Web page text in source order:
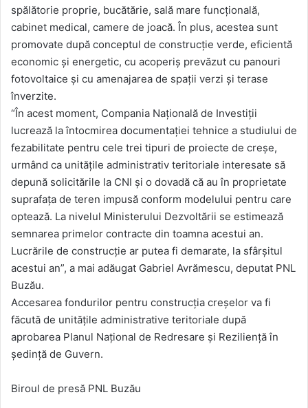
spălătorie proprie, bucătărie, sală mare funcțională,
cabinet medical, camere de joacă. În plus, acestea sunt
promovate după conceptul de construcție verde, eficientă
economic și energetic, cu acoperiș prevăzut cu panouri
fotovoltaice și cu amenajarea de spații verzi și terase
înverzite.
“În acest moment, Compania Națională de Investiții
lucrează la întocmirea documentației tehnice a studiului de
fezabilitate pentru cele trei tipuri de proiecte de creșe,
urmând ca unitățile administrativ teritoriale interesate să
depună solicitările la CNI și o dovadă că au în proprietate
suprafața de teren impusă conform modelului pentru care
optează. La nivelul Ministerului Dezvoltării se estimează
semnarea primelor contracte din toamna acestui an.
Lucrările de construcție ar putea fi demarate, la sfârșitul
acestui an”, a mai adăugat Gabriel Avrămescu, deputat PNL
Buzău.
Accesarea fondurilor pentru construcția creșelor va fi
făcută de unitățile administrative teritoriale după
aprobarea Planul Național de Redresare și Reziliență în
ședință de Guvern.
Biroul de presă PNL Buzău